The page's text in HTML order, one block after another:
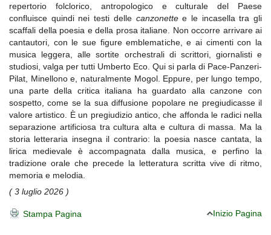
repertorio folclorico, antropologico e culturale del Paese
confluisce quindi nei testi delle canzonettee le incasella tra gli
scaffali della poesia e della prosa italiane. Non occorre arrivare ai
cantautori, con le sue figure emblematiche, e ai cimenti con la
musica leggera, alle sortite orchestrali di scrittori, giornalisti e
studiosi, valga per tutti Umberto Eco. Qui si parla di Pace-Panzeri-
Pilat, Minellono e, naturalmente Mogol. Eppure, per lungo tempo,
una parte della critica italiana ha guardato alla canzone con
sospetto, come se la sua diffusione popolare ne pregiudicasse il
valore artistico. È un pregiudizio antico, che affonda le radici nella
separazione artificiosa tra cultura alta e cultura di massa. Ma la
storia letteraria insegna il contrario: la poesia nasce cantata, la
lirica medievale è accompagnata dalla musica, e perfino la
tradizione orale che precede la letteratura scritta vive di ritmo,
memoria e melodia.
( 3 luglio 2026 )
Stampa Pagina Inizio Pagina